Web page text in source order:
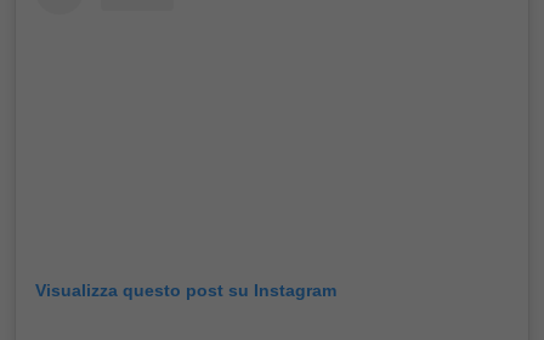
Visualizza questo post su Instagram